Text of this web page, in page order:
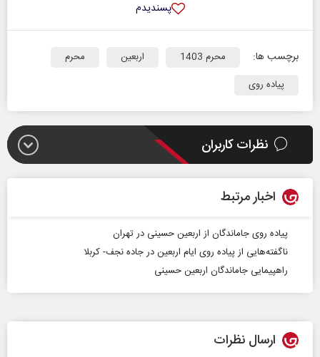
پسندیدم
برچسب ها: محرم 1403 اربعین
محرم
پیاده روی
نظرات کاربران
اخبار مرتبط
پیاده روی جاماندگان از اربعین حسینی در تهران
ناگفته‌هایی از پیاده روی ایام اربعین در جاده نجف- کربلا
راهپیمایی جاماندگان اربعین حسینی
ارسال نظرات